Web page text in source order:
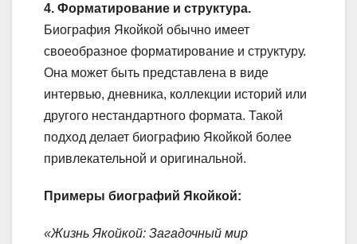
4. Форматирование и структура.
Биография Якойкой обычно имеет
своеобразное форматирование и структуру.
Она может быть представлена в виде
интервью, дневника, коллекции историй или
другого нестандартного формата. Такой
подход делает биографию Якойкой более
привлекательной и оригинальной.
Примеры биографий Якойкой:
«Жизнь Якойкой: Загадочный мир